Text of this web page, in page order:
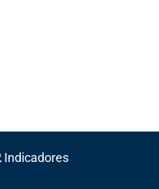
Indicadores